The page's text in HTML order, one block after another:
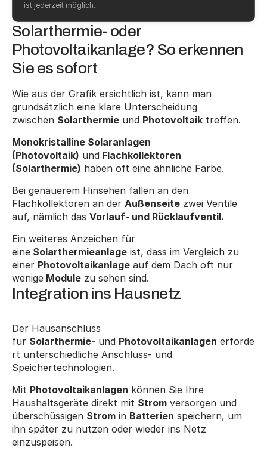
ist jederzeit möglich.
Solarthermie- oder
Photovoltaikanlage? So erkennen
Sie es sofort
Wie aus der Grafik ersichtlich ist, kann man
grundsätzlich eine klare Unterscheidung
zwischen Solarthermie und Photovoltaik treffen.
Monokristalline Solaranlagen
(Photovoltaik) und Flachkollektoren
(Solarthermie) haben oft eine ähnliche Farbe.
Bei genauerem Hinsehen fallen an den
Flachkollektoren an der Außenseite zwei Ventile
auf, nämlich das Vorlauf- und Rücklaufventil.
Ein weiteres Anzeichen für
eine Solarthermieanlage ist, dass im Vergleich zu
einer Photovoltaikanlage auf dem Dach oft nur
wenige Module zu sehen sind.
Integration ins Hausnetz
Der Hausanschluss
für Solarthermie- und Photovoltaikanlagen erforde
rt unterschiedliche Anschluss- und
Speichertechnologien.
Mit Photovoltaikanlagen können Sie Ihre
Haushaltsgeräte direkt mit Strom versorgen und
überschüssigen Strom in Batterien speichern, um
ihn später zu nutzen oder wieder ins Netz
einzuspeisen.